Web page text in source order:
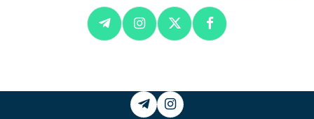
Instagram
Telegram